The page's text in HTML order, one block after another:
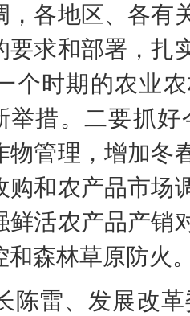
地区、各有
要求和部署，扎
个时期的农业
举措。二要抓
物管理，增加冬
购和农产品市场
鲜活农产品产销
和森林草原防火
雷、发展改革